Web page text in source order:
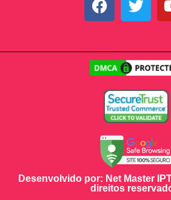
Desenvolvido por: Net Master
direitos